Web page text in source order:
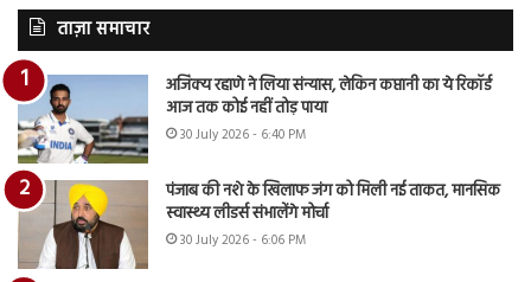
ताज़ा समाचार
अजिंक्य रहाणे ने लिया संन्यास, लेकिन कप्तानी का ये रिकॉर्ड
आज तक कोई नहीं तोड़ पाया
30 July 2026 - 6:40 PM
पंजाब की नशे के खिलाफ जंग को मिली नई ताकत, मानसिक
स्वास्थ्य लीडर्स संभालेंगे मोर्चा
30 July 2026 - 6:06 PM